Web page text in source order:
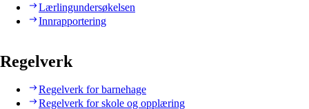
Lærlingundersøkelsen
Innrapportering
Regelverk
Regelverk for barnehage
Regelverk for skole og opplæring